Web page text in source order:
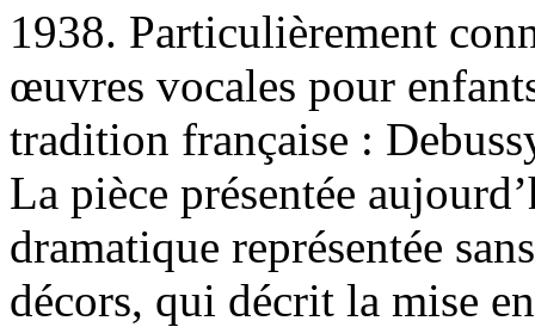
1938. Particulièrement
œuvres vocales pour
tradition française :
La pièce présentée
dramatique représentée
décors, qui décrit la mise